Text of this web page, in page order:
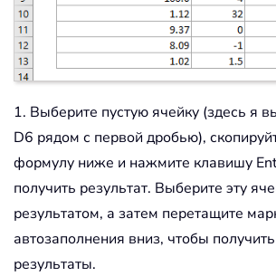
1. Выберите пустую ячейку (здесь я
D6 рядом с первой дробью),
формулу ниже и нажмите клавишу
получить результат. Выберите эту
результатом, а затем перетащите
автозаполнения вниз, чтобы
результаты.